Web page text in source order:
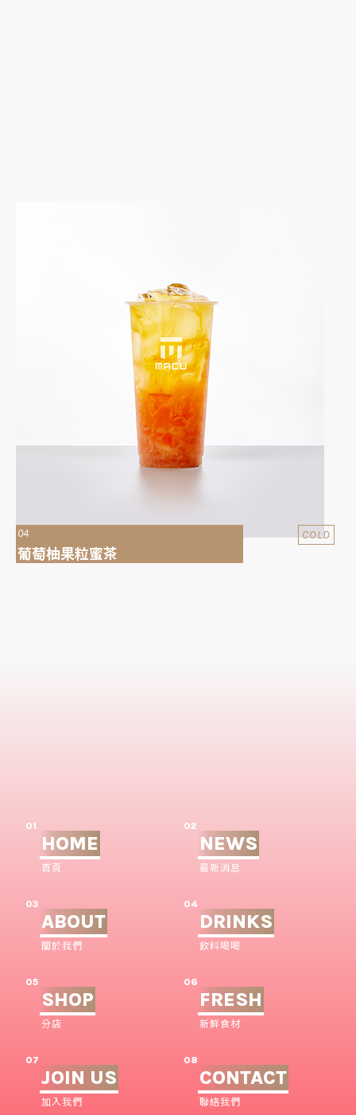
04
葡萄柚果粒蜜茶
COLD
01
HOME
首頁
02
NEWS
最新消息
03
ABOUT
關於我們
04
DRINKS
飲料喝喝
05
SHOP
分店
06
FRESH
新鮮食材
07
JOIN US
加入我們
08
CONTACT
聯絡我們